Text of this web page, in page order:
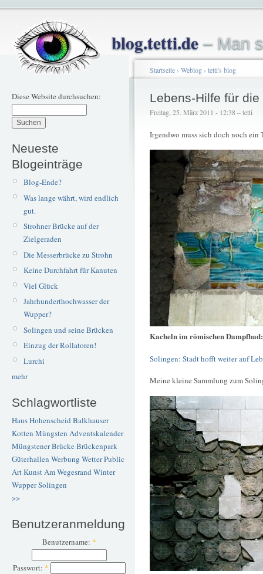
blog.tetti.de– Man
Diese Website durchsuchen:
Neueste
Blogeinträge
Blog-Ende?
Was lange währt, wird endlich
gut.
Strohner Brücke auf der
Zielgeraden
Die Messerbrücke zu Strohn
Keine Durchfahrt für Kanuten
Viel Glück
Jahrhunderthochwasser der
Wupper?
Solingen und seine Brücken
Einzug der Rollatoren!
Lurchi
mehr
Schlagwortliste
Haus Hohenscheid Balkhauser
Kotten Müngsten Adventskalender
Müngstener BrückeBrückenpark
Güterhallen Werbung WetterPublic
ArtKunstAm Wegesrand Winter
WupperSolingen
>>
Benutzeranmeldung
Benutzername: *
Passwort: *
Startseite› Weblog› tetti's blog
Lebens-Hilfe für
Freitag, 25. März 2011 - 12:38 – tetti
Irgendwo muss sich doch noch ein
Kacheln im römischen
Solingen: Stadt hofft weiter auf
Meine kleine Sammlung zum